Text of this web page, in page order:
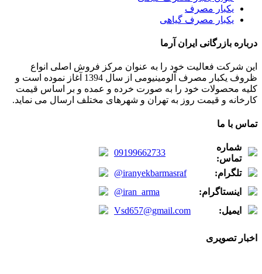
یکبار مصرف
یکبار مصرف گیاهی
درباره بازرگانی ایران آرما
این شرکت فعالیت خود را به عنوان مرکز فروش اصلی انواع
ظروف یکبار مصرف آلومینیومی از سال 1394 آغاز نموده است و
کلیه محصولات خود را به صورت خرده و عمده و بر اساس قیمت
کارخانه و قیمت روز به تهران و شهرهای مختلف ارسال می نماید.
تماس با ما
شماره
تماس:
09199662733
تلگرام:
@iranyekbarmasraf
اینستاگرام:
@iran_arma
ایمیل:
Vsd657@gmail.com
اخبار تصویری